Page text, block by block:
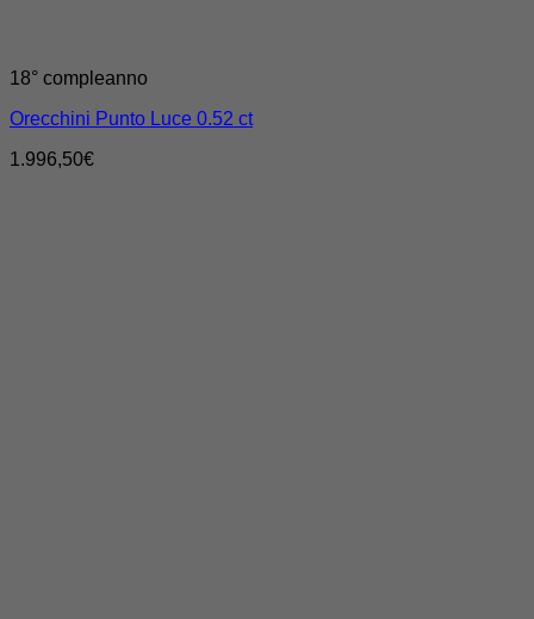
18° compleanno
Orecchini Punto Luce 0.52 ct
1.996,50€